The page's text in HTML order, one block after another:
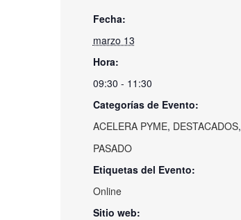
Fecha:
marzo 13
Hora:
09:30 - 11:30
Categorías de Evento:
ACELERA PYME, DESTACADOS,
PASADO
Etiquetas del Evento:
Online
Sitio web: